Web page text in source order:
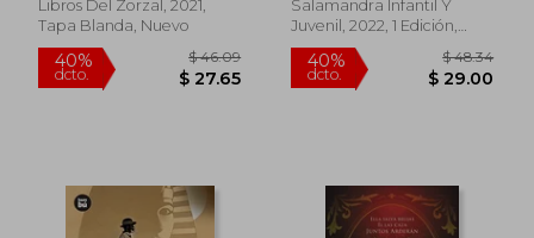
Rápido
Libros Del Zorzal, 2021,
Tapa Blanda, Nuevo
Salamandra Infantil Y
Juvenil, 2022, 1 Edición,
Tapa Blanda, Nuevo